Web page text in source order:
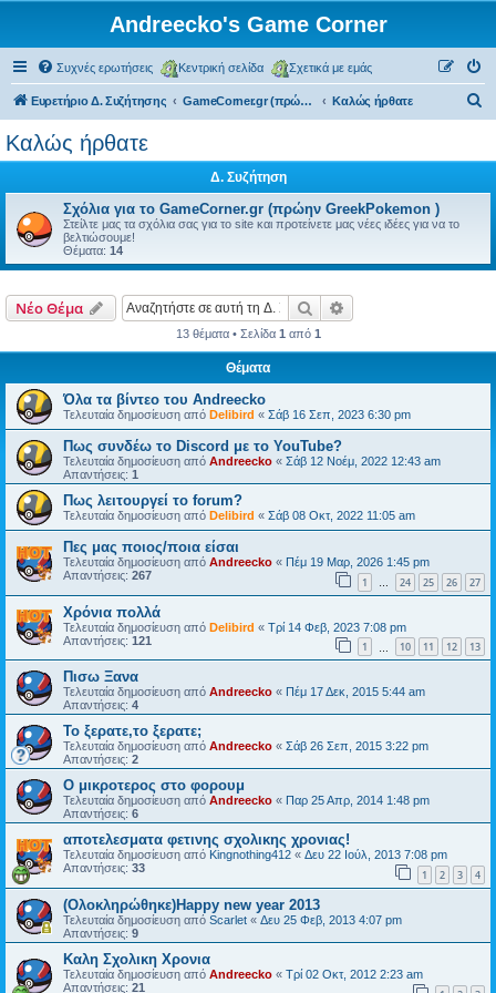
Andreecko's Game Corner
Συχνές ερωτήσεις Κεντρική σελίδα Σχετικά με εμάς
Ευρετήριο Δ. Συζήτησης GameCorner.gr (πρώην Greek Pokemon) Kαλώς ήρθατε
Kαλώς ήρθατε
Δ. Συζήτηση
Σχόλια για το GameCorner.gr (πρώην GreekPokemon )
Στείλτε μας τα σχόλια σας για το site και προτείνετε μας νέες ιδέες για να το
βελτιώσουμε!
Θέματα: 14
Νέο Θέμα Αναζήτηση
13 θέματα • Σελίδα 1 από 1
Θέματα
Όλα τα βίντεο του Andreecko
Τελευταία δημοσίευση από Delibird « Σάβ 16 Σεπ, 2023 6:30 pm
Πως συνδέω το Discord με το YouTube?
Τελευταία δημοσίευση από Andreecko « Σάβ 12 Νοέμ, 2022 12:43 am
Απαντήσεις: 1
Πως λειτουργεί το forum?
Τελευταία δημοσίευση από Delibird « Σάβ 08 Οκτ, 2022 11:05 am
Πες μας ποιος/ποια είσαι
Τελευταία δημοσίευση από Andreecko « Πέμ 19 Μαρ, 2026 1:45 pm
Απαντήσεις: 267 1 … 24 25 26 27
Χρόνια πολλά
Τελευταία δημοσίευση από Delibird « Τρί 14 Φεβ, 2023 7:08 pm
Απαντήσεις: 121 1 10 11 12 13
Πισω Ξανα
Τελευταία δημοσίευση από Andreecko « Πέμ 17 Δεκ, 2015 5:44 am
Απαντήσεις: 4
Το ξερατε,το ξερατε;
Τελευταία δημοσίευση από Andreecko « Σάβ 26 Σεπ, 2015 3:22 pm
Απαντήσεις: 2
O μικροτερος στο φορουμ
Τελευταία δημοσίευση από Andreecko « Παρ 25 Απρ, 2014 1:48 pm
Απαντήσεις: 6
αποτελεσματα φετινης σχολικης χρονιας!
Τελευταία δημοσίευση από Kingnothing412 « Δευ 22 Ιούλ, 2013 7:08 pm
Απαντήσεις: 33 1 2 3 4
(Ολοκληρώθηκε)Happy new year 2013
Τελευταία δημοσίευση από Scarlet « Δευ 25 Φεβ, 2013 4:07 pm
Απαντήσεις: 9
Καλη Σχολικη Χρονια
Τελευταία δημοσίευση από Andreecko « Τρί 02 Οκτ, 2012 2:23 am
Απαντήσεις: 21